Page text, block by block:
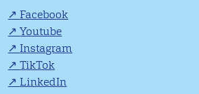
Facebook
Youtube
Instagram
TikTok
LinkedIn